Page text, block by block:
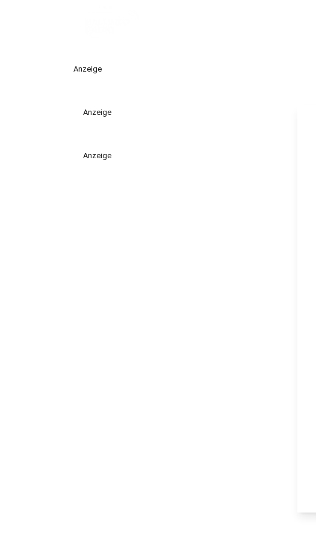
Anzeige
Anzeige
Anzeige